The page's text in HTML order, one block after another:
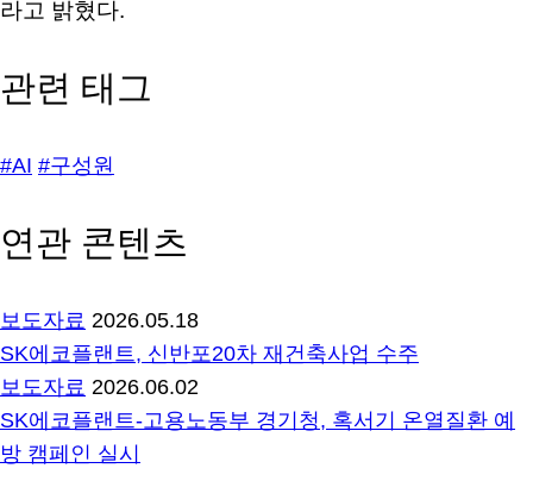
라고 밝혔다.
관련 태그
#AI #구성원
연관 콘텐츠
보도자료 2026.05.18
SK에코플랜트, 신반포20차 재건축사업 수주
보도자료 2026.06.02
SK에코플랜트-고용노동부 경기청, 혹서기 온열질환 예
방 캠페인 실시